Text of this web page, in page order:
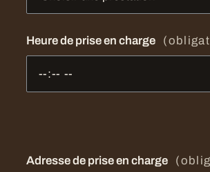
Heure de prise en charge
Adresse de prise en charge